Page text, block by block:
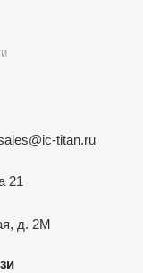
titan.ru
21
д. 2М